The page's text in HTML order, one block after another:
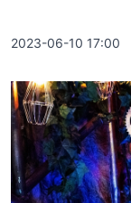
2023-06-10 17:00